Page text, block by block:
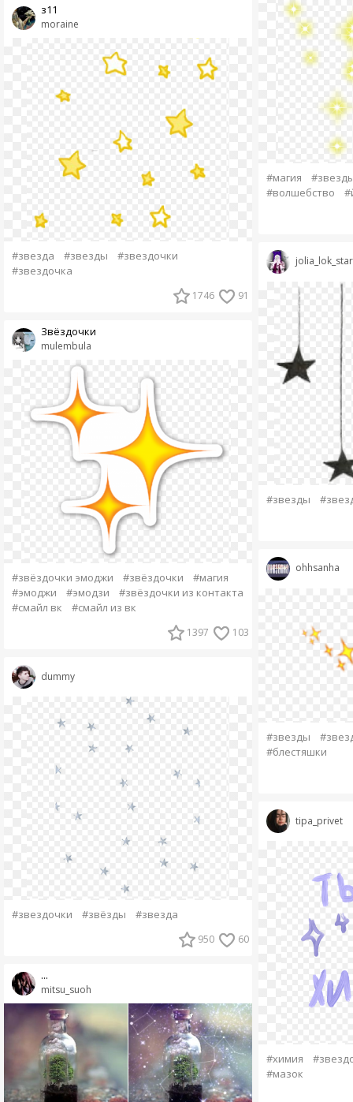
moraine
з11
#звезда #звезды
#звездочки
#звездочка
1746 91
mulembula
Звёздочки
#звёздочки эмоджи #звёздочки
#магия
#эмоджи
#эмодзи
#звёздочки из контакта
#смайл вк
#смайл из вк
1397 103
dummy
#звездочки #звёзды #звезда
950 60
mitsu_suoh
...
#магия
#волшебство
jolia_lok_star
#звезды
ohhsanha
#звезды
#блестяшки
tipa_privet
#химия
#мазок